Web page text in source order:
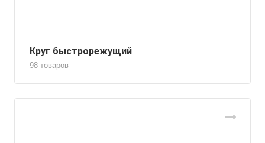
Круг быстрорежущий
98 товаров